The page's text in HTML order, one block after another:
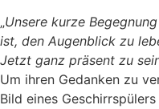
„Unsere kurze
ist, den Augenblick zu
Jetzt ganz präsent zu
Um ihren Gedanken zu
Bild eines